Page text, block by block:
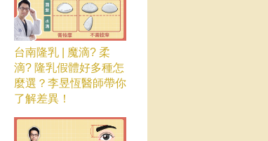
台南隆乳 | 魔滴? 柔
滴? 隆乳假體好多種怎
麼選？李昱恆醫師帶你
了解差異！